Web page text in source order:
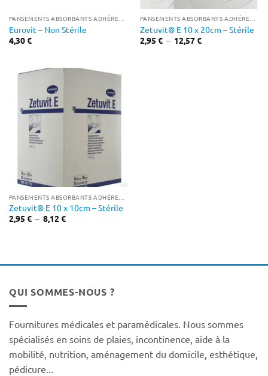
PANSEMENTS ABSORBANTS ADHÉRENTS
Eurovit – Non Stérile
4,30€
PANSEMENTS ABSORBANTS ADHÉRENTS
Zetuvit® E 10 x 20cm – Stérile
2,95 € – 12,57€Plage
de
Zetuvit® E 10 x 10cm – Stérile
2,95 € – 8,12€Plage
QUI SOMMES-NOUS ?
Fournitures médicales et paramédicales. Nous sommes
spécialisés en soins de plaies, incontinence, aide à la
mobilité, nutrition, aménagement du domicile, esthétique,
pédicure...